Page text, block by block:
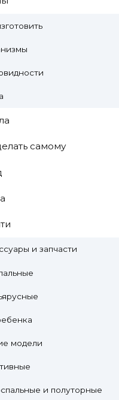
самому
и запчасти
модели
и полуторные